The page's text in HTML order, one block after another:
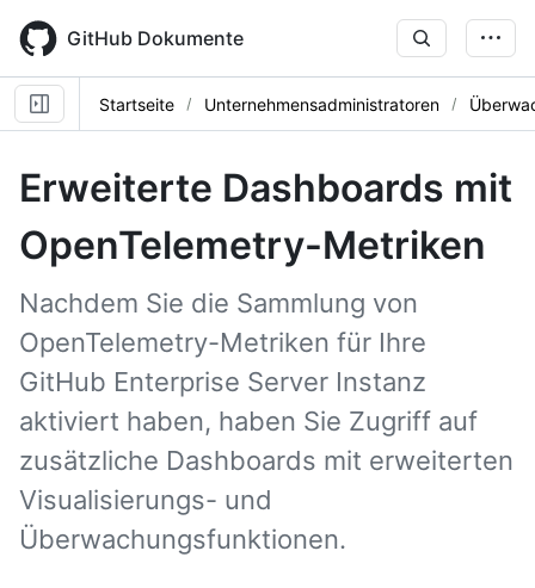
main
content
GitHub Dokumente
Startseite Unternehmensadministratoren
Erweiterte Dashboards mit
OpenTelemetry-Metriken
Nachdem Sie die Sammlung von
OpenTelemetry-Metriken für Ihre
GitHub Enterprise Server Instanz
aktiviert haben, haben Sie Zugriff auf
zusätzliche Dashboards mit erweiterten
Visualisierungs- und
Überwachungsfunktionen.